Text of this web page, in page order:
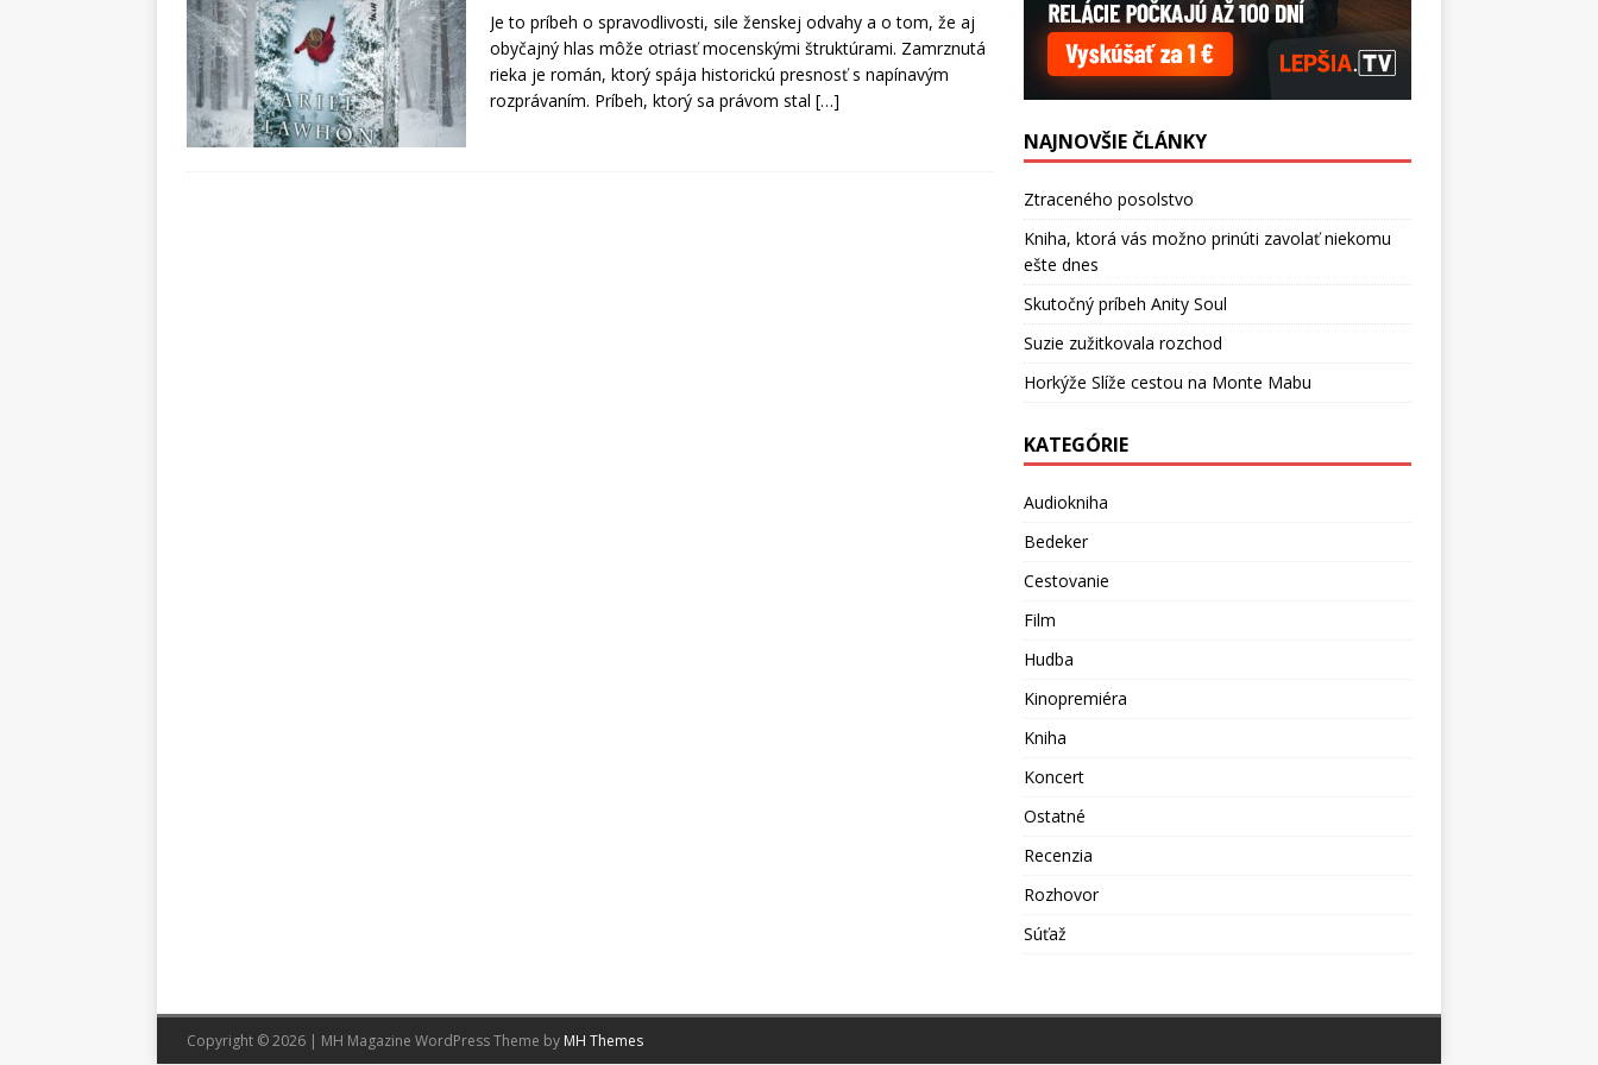
Je to príbeh o spravodlivosti, sile ženskej odvahy a o tom, že aj
obyčajný hlas môže otriasť mocenskými štruktúrami. Zamrznutá
rieka je román, ktorý spája historickú presnosť s napínavým
rozprávaním. Príbeh, ktorý sa právom stal […]
NAJNOVŠIE ČLÁNKY
Ztraceného posolstvo
Kniha, ktorá vás možno prinúti zavolať niekomu
ešte dnes
Skutočný príbeh Anity Soul
Suzie zužitkovala rozchod
Horkýže Slíže cestou na Monte Mabu
KATEGÓRIE
Audiokniha
Bedeker
Cestovanie
Film
Hudba
Kinopremiéra
Kniha
Koncert
Ostatné
Recenzia
Rozhovor
Súťaž
Copyright © 2026 | MH Magazine WordPress Theme by MH Themes